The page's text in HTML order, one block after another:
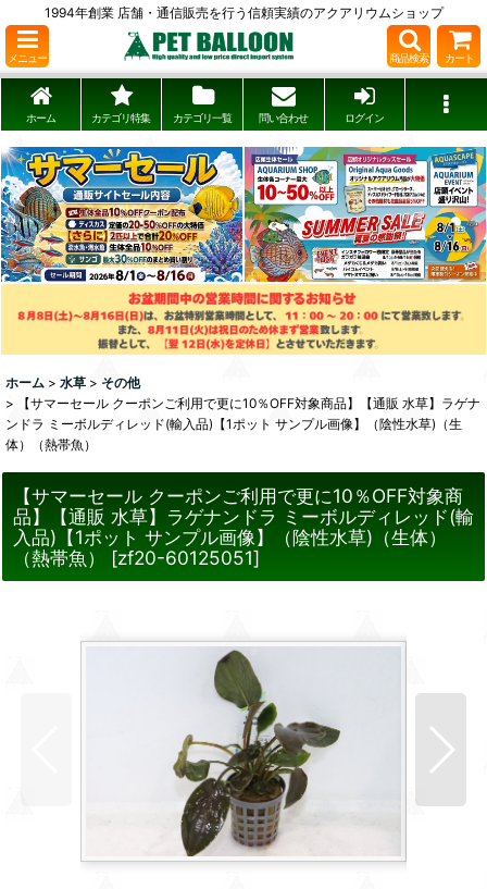
1994年創業 店舗・通信販売を行う信頼実績のアクアリウムショップ
メニュー 商品検索 カート
ホーム カテゴリ特集 カテゴリ一覧 問い合わせ ログイン
ホーム > 水草 > その他
>
【サマーセール クーポンご利用で更に10％OFF対象商品】【通販 水草】ラゲナ
ンドラ ミーボルディレッド(輸入品)【1ポット サンプル画像】（陰性水草)（生
体）（熱帯魚）
【サマーセール クーポンご利用で更に10％OFF対象商
品】【通販 水草】ラゲナンドラ ミーボルディレッド(輸
入品)【1ポット サンプル画像】（陰性水草)（生体）
（熱帯魚）
[zf20-60125051]